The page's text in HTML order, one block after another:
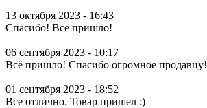
13 октября 2023 - 16:43
Спасибо! Все пришло!
06 сентября 2023 - 10:17
Всё пришло! Спасибо огромное продавцу!
01 сентября 2023 - 18:52
Все отлично. Товар пришел :)